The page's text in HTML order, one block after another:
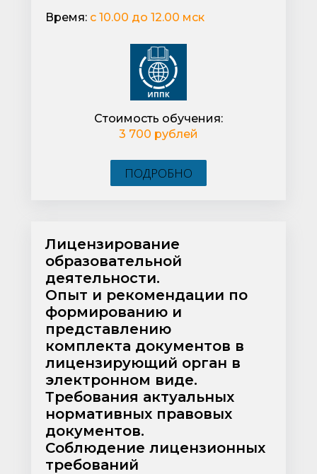
Время: с 10.00 до 12.00 мск
Стоимость обучения:
3 700 рублей
ПОДРОБНО
Лицензирование
образовательной
деятельности.
Опыт и рекомендации по
формированию и
представлению
комплекта документов в
лицензирующий орган в
электронном виде.
Требования актуальных
нормативных правовых
документов.
Соблюдение лицензионных
требований